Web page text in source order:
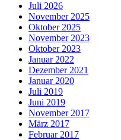
Juli 2026
November 2025
Oktober 2025
November 2023
Oktober 2023
Januar 2022
Dezember 2021
Januar 2020
Juli 2019
Juni 2019
November 2017
März 2017
Februar 2017